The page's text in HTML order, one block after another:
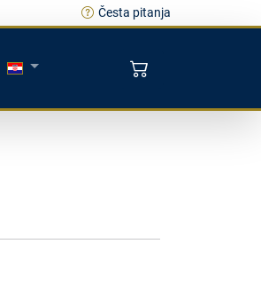
Česta pitanja